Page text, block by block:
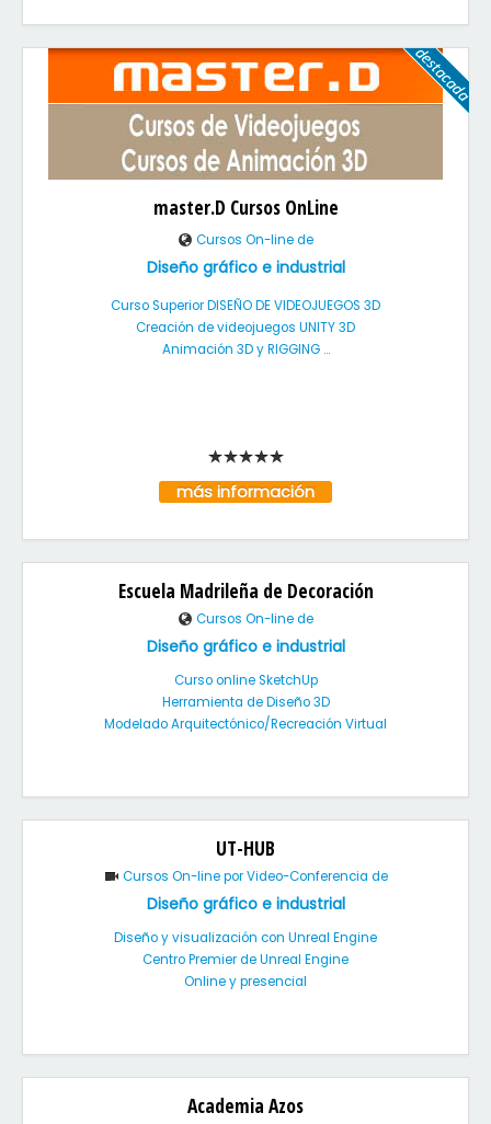
master.D Cursos OnLine
Cursos On-line de
Diseño gráfico e industrial
Curso Superior DISEÑO DE VIDEOJUEGOS 3D
Creación de videojuegos UNITY 3D
Animación 3D y RIGGING ...
más información
Escuela Madrileña de Decoración
Cursos On-line de
Diseño gráfico e industrial
Curso online SketchUp
Herramienta de Diseño 3D
Modelado Arquitectónico/Recreación Virtual
UT-HUB
Cursos On-line por Video-Conferencia de
Diseño gráfico e industrial
Diseño y visualización con Unreal Engine
Centro Premier de Unreal Engine
Online y presencial
Academia Azos